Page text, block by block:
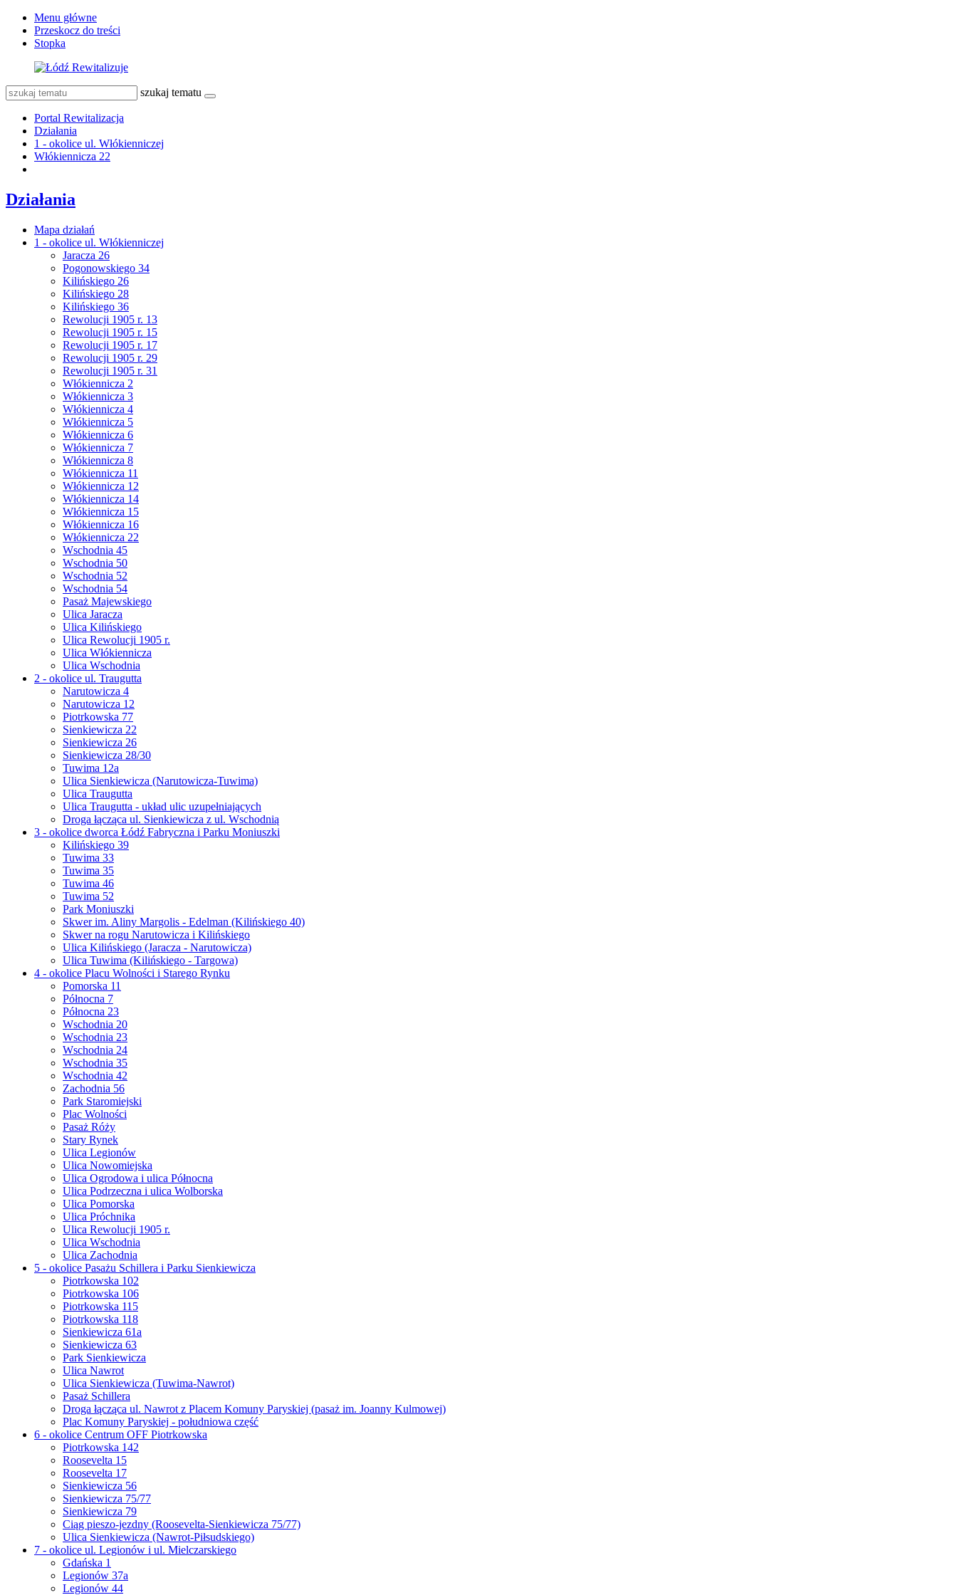
Menu główne
Przeskocz do treści
Stopka
szukaj tematu
Portal Rewitalizacja
Działania
1 - okolice ul. Włókienniczej
Włókiennicza 22
Działania
Mapa działań
1 - okolice ul. Włókienniczej
Jaracza 26
Pogonowskiego 34
Kilińskiego 26
Kilińskiego 28
Kilińskiego 36
Rewolucji 1905 r. 13
Rewolucji 1905 r. 15
Rewolucji 1905 r. 17
Rewolucji 1905 r. 29
Rewolucji 1905 r. 31
Włókiennicza 2
Włókiennicza 3
Włókiennicza 4
Włókiennicza 5
Włókiennicza 6
Włókiennicza 7
Włókiennicza 8
Włókiennicza 11
Włókiennicza 12
Włókiennicza 14
Włókiennicza 15
Włókiennicza 16
Włókiennicza 22
Wschodnia 45
Wschodnia 50
Wschodnia 52
Wschodnia 54
Pasaż Majewskiego
Ulica Jaracza
Ulica Kilińskiego
Ulica Rewolucji 1905 r.
Ulica Włókiennicza
Ulica Wschodnia
2 - okolice ul. Traugutta
Narutowicza 4
Narutowicza 12
Piotrkowska 77
Sienkiewicza 22
Sienkiewicza 26
Sienkiewicza 28/30
Tuwima 12a
Ulica Sienkiewicza (Narutowicza-Tuwima)
Ulica Traugutta
Ulica Traugutta - układ ulic uzupełniających
Droga łącząca ul. Sienkiewicza z ul. Wschodnią
3 - okolice dworca Łódź Fabryczna i Parku Moniuszki
Kilińskiego 39
Tuwima 33
Tuwima 35
Tuwima 46
Tuwima 52
Park Moniuszki
Skwer im. Aliny Margolis - Edelman (Kilińskiego 40)
Skwer na rogu Narutowicza i Kilińskiego
Ulica Kilińskiego (Jaracza - Narutowicza)
Ulica Tuwima (Kilińskiego - Targowa)
4 - okolice Placu Wolności i Starego Rynku
Pomorska 11
Północna 7
Północna 23
Wschodnia 20
Wschodnia 23
Wschodnia 24
Wschodnia 35
Wschodnia 42
Zachodnia 56
Park Staromiejski
Plac Wolności
Pasaż Róży
Stary Rynek
Ulica Legionów
Ulica Nowomiejska
Ulica Ogrodowa i ulica Północna
Ulica Podrzeczna i ulica Wolborska
Ulica Pomorska
Ulica Próchnika
Ulica Rewolucji 1905 r.
Ulica Wschodnia
Ulica Zachodnia
5 - okolice Pasażu Schillera i Parku Sienkiewicza
Piotrkowska 102
Piotrkowska 106
Piotrkowska 115
Piotrkowska 118
Sienkiewicza 61a
Sienkiewicza 63
Park Sienkiewicza
Ulica Nawrot
Ulica Sienkiewicza (Tuwima-Nawrot)
Pasaż Schillera
Droga łącząca ul. Nawrot z Placem Komuny Paryskiej (pasaż im. Joanny Kulmowej)
Plac Komuny Paryskiej - południowa część
6 - okolice Centrum OFF Piotrkowska
Piotrkowska 142
Roosevelta 15
Roosevelta 17
Sienkiewicza 56
Sienkiewicza 75/77
Sienkiewicza 79
Ciąg pieszo-jezdny (Roosevelta-Sienkiewicza 75/77)
Ulica Sienkiewicza (Nawrot-Piłsudskiego)
7 - okolice ul. Legionów i ul. Mielczarskiego
Gdańska 1
Legionów 37a
Legionów 44